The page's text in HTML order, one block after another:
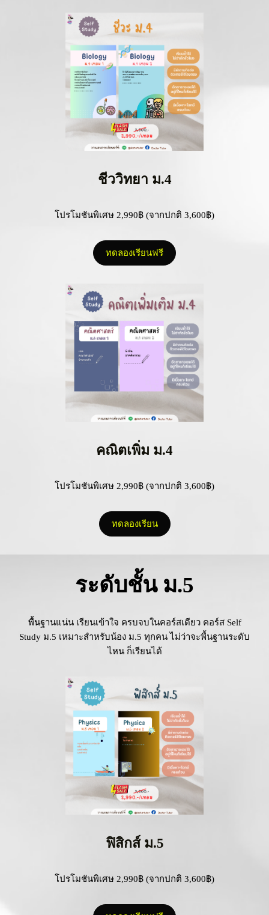
ชีววิทยา ม.4
โปรโมชันพิเศษ 2,990฿ (จากปกติ 3,600฿)
ทดลองเรียนฟรี
คณิตเพิ่ม ม.4
โปรโมชันพิเศษ 2,990฿ (จากปกติ 3,600฿)
ทดลองเรียน
ระดับชั้น ม.5
พื้นฐานแน่น เรียนเข้าใจ ครบจบในคอร์สเดียว คอร์ส Self
Study ม.5 เหมาะสำหรับน้อง ม.5 ทุกคน ไม่ว่าจะพื้นฐานระดับ
ไหน ก็เรียนได้
ฟิสิกส์ ม.5
โปรโมชันพิเศษ 2,990฿ (จากปกติ 3,600฿)